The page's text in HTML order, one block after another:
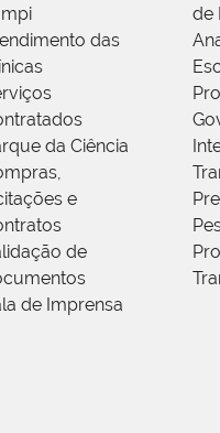
das
da Ciência
e
de
de Imprensa
de